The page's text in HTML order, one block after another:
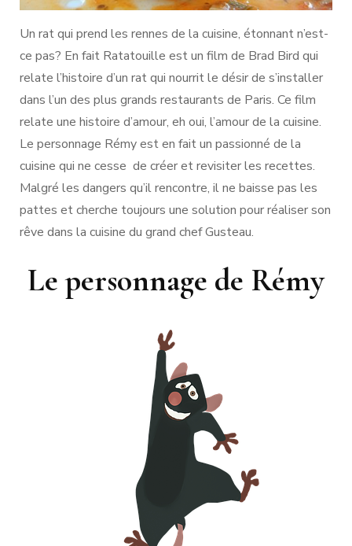
Un rat qui prend les rennes de la cuisine, étonnant n’est-
ce pas? En fait Ratatouille est un film de Brad Bird qui
relate l’histoire d’un rat qui nourrit le désir de s’installer
dans l’un des plus grands restaurants de Paris. Ce film
relate une histoire d’amour, eh oui, l’amour de la cuisine.
Le personnage Rémy est en fait un passionné de la
cuisine qui ne cesse de créer et revisiter les recettes.
Malgré les dangers qu’il rencontre, il ne baisse pas les
pattes et cherche toujours une solution pour réaliser son
rêve dans la cuisine du grand chef Gusteau.
Le personnage de Rémy